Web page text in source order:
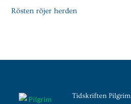
Rösten röjer herden
Tidskriften Pilgrim